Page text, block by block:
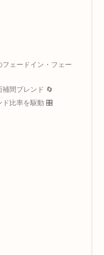
ェードイン・フェー
間ブレンド 🔄
ド比率を駆動 🎛️